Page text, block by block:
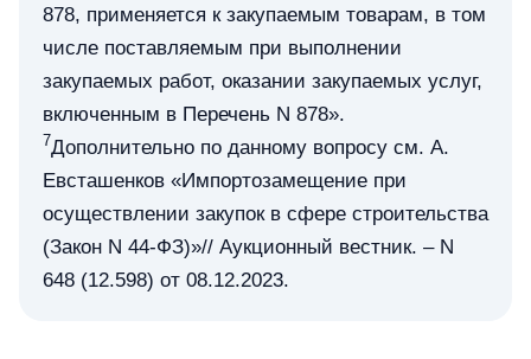
878, применяется к закупаемым товарам, в том
числе поставляемым при выполнении
закупаемых работ, оказании закупаемых услуг,
включенным в Перечень N 878».
7Дополнительно по данному вопросу см. А.
Евсташенков «Импортозамещение при
осуществлении закупок в сфере строительства
(Закон N 44-ФЗ)»// Аукционный вестник. – N
648 (12.598) от 08.12.2023.